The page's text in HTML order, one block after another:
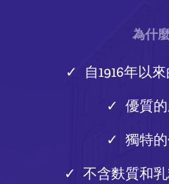
為什
自1916年以
優質的
獨特的
不含麩質和